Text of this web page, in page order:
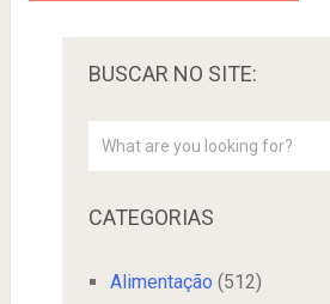
BUSCAR NO SITE:
CATEGORIAS
Alimentação (512)